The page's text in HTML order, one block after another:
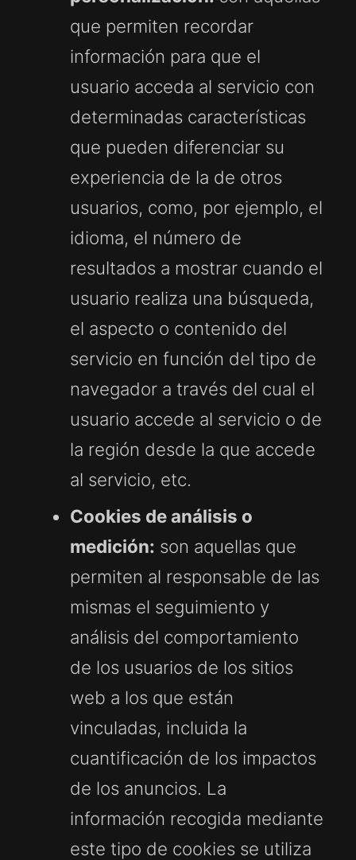
que permiten recordar
información para que el
usuario acceda al servicio con
determinadas características
que pueden diferenciar su
experiencia de la de otros
usuarios, como, por ejemplo, el
idioma, el número de
resultados a mostrar cuando el
usuario realiza una búsqueda,
el aspecto o contenido del
servicio en función del tipo de
navegador a través del cual el
usuario accede al servicio o de
la región desde la que accede
al servicio, etc.
Cookies de análisis o
medición: son aquellas que
permiten al responsable de las
mismas el seguimiento y
análisis del comportamiento
de los usuarios de los sitios
web a los que están
vinculadas, incluida la
cuantificación de los impactos
de los anuncios. La
información recogida mediante
este tipo de cookies se utiliza